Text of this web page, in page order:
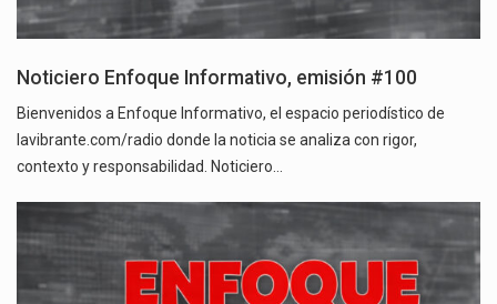
Noticiero Enfoque Informativo, emisión #100
Bienvenidos a Enfoque Informativo, el espacio periodístico de
lavibrante.com/radio donde la noticia se analiza con rigor,
contexto y responsabilidad. Noticiero…